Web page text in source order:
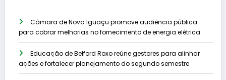
Câmara de Nova Iguaçu promove audiência pública
para cobrar melhorias no fornecimento de energia elétrica
Educação de Belford Roxo reúne gestores para alinhar
ações e fortalecer planejamento do segundo semestre